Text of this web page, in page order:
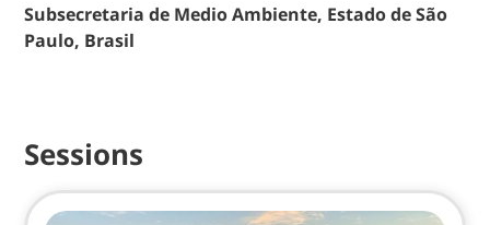
Subsecretaria de Medio Ambiente, Estado de São
Paulo, Brasil
Sessions